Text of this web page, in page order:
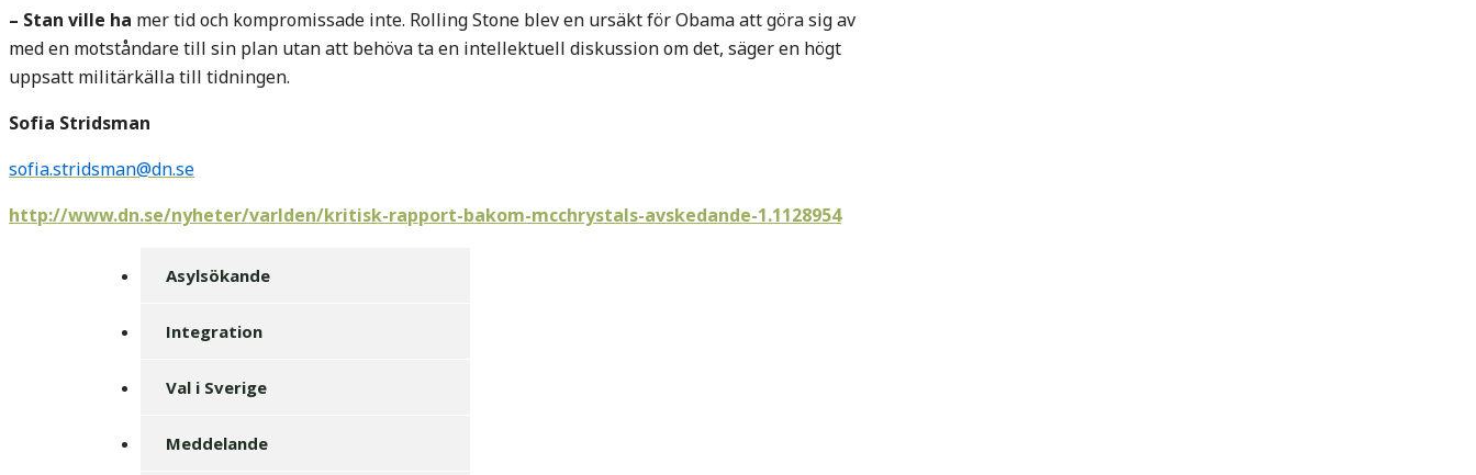
– Stan ville hamer tid och kompromissade inte. Rolling Stone blev en ursäkt för Obama att göra sig av
med en motståndare till sin plan utan att behöva ta en intellektuell diskussion om det, säger en högt
uppsatt militärkälla till tidningen.
Sofia Stridsman
sofia.stridsman@dn.se
http://www.dn.se/nyheter/varlden/kritisk-rapport-bakom-mcchrystals-avskedande-1.1128954
Asylsökande
Integration
Val i Sverige
Meddelande